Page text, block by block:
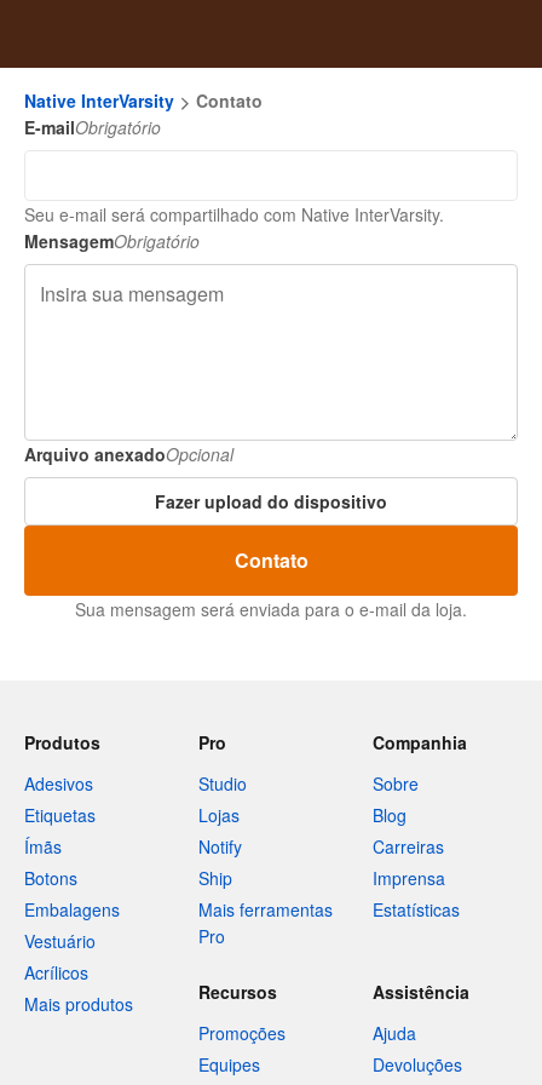
Native InterVarsity
Contato
E-mailObrigatório
Seu e-mail será compartilhado com Native InterVarsity.
MensagemObrigatório
Arquivo anexadoOpcional
Fazer upload do dispositivo
Contato
Sua mensagem será enviada para o e-mail da loja.
Produtos
Adesivos
Etiquetas
Ímãs
Botons
Embalagens
Vestuário
Acrílicos
Mais produtos
Pro
Studio
Lojas
Notify
Ship
Mais ferramentas
Pro
Companhia
Sobre
Blog
Carreiras
Imprensa
Estatísticas
Recursos
Promoções
Equipes
Assistência
Ajuda
Devoluções